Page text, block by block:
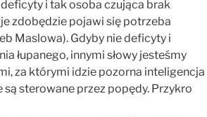
i tak osoba czująca brak
zdobędzie pojawi się potrzeba
Maslowa). Gdyby nie deficyty i
łupanego, innymi słowy jesteśmy
za którymi idzie pozorna inteligencja
sterowane przez popędy. Przykro